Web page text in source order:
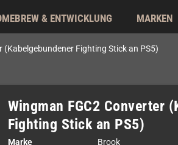
& ENTWICKLUNG MARKEN
(Kabelgebundener Fighting Stick an PS5)
Wingman FGC2 Converter
Fighting Stick an PS5)
Marke
Brook